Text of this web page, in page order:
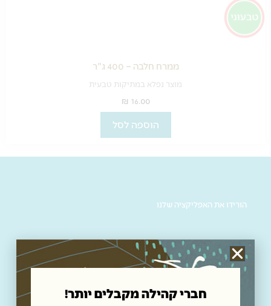
ממרח חלבה – 400 ג"ר
מוצר נפלא במתיקות טבעית
₪ 16.00
הוספה לסל
הורידו את האפליקציה שלנו
שעות פתיחה: א’-ה’ 9:00 – 17:00
חברי קהילה מקבלים יותר!